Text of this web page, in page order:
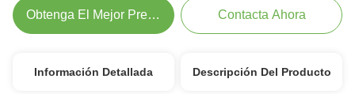
Obtenga El Mejor Precio Contacta Ahora
Información Detallada Descripción Del Producto